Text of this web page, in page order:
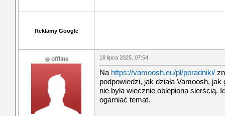
Reklamy Google
offline 18 lipca 2025, 07:54
Na https://vamoosh.eu/pl/poradniki/
podpowiedzi, jak działa Vamoosh,
nie była wiecznie oblepiona sierścią.
ogarniać temat.